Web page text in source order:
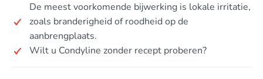
De meest voorkomende bijwerking is lokale irritatie,
zoals branderigheid of roodheid op de
aanbrengplaats.
Wilt u Condyline zonder recept proberen?